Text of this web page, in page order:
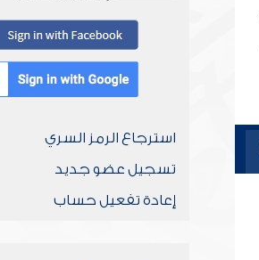
استرجاع الرمز السري
تسجيل عضو جديد
إعادة تفعيل حساب